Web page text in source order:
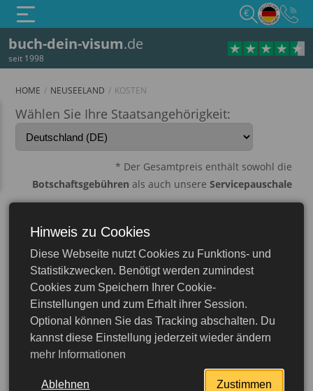
buch-dein-visum.de
seit 1998
€
Neuseeland
HOME NEUSEELAND KOSTEN
Kosten
Wählen Sie Ihre Staatsangehörigkeit:
* Der Gesamtpreis enthält sowohl die
Botschaftsgebühren als auch unsere Servicepauschale
e-Visa Busienss
(NZeTA)
Visakosten sind
inkl. der
obligatorischen
Touristensteuer
bis zu2Jahre
bis zu90Tage
Aufenthalt
10
5
3
1
Hinweis zu Cookies
Diese Webseite nutzt Cookies zu Funktions- und
Statistikzwecken. Benötigt werden zumindest
Cookies zum Speichern Ihrer Cookie-
Einstellungen und zum Erhalt ihrer Session.
Optional können Sie das Tracking abschalten. Du
kannst diese Einstellung jederzeit wieder ändern
mehr Informationen
Ablehnen Zustimmen